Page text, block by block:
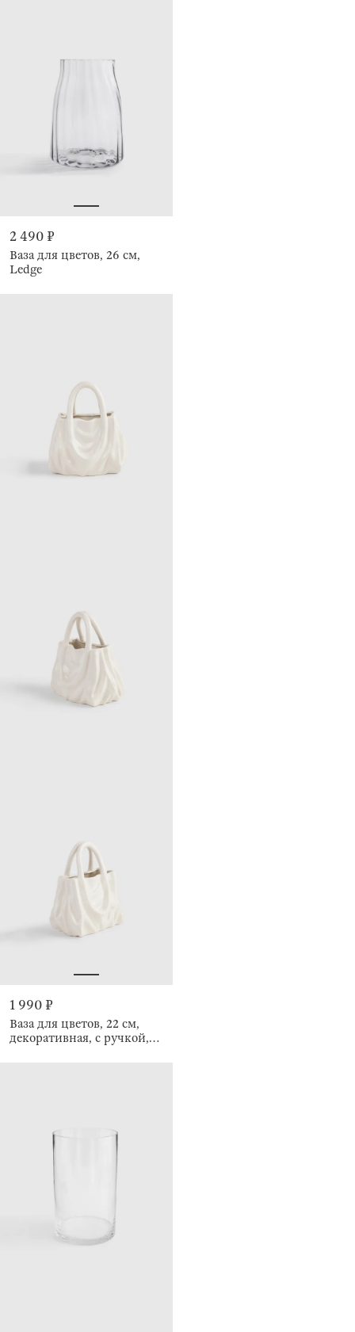
2 490 ₽
Ваза для цветов, 26 см,
Ledge
1 990 ₽
Ваза для цветов, 22 см,
декоративная, с ручкой,